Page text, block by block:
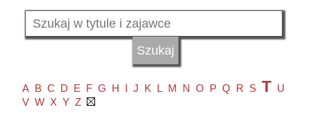
A B C D E F G H J K L M N O P Q R S T U
V W X Y Z